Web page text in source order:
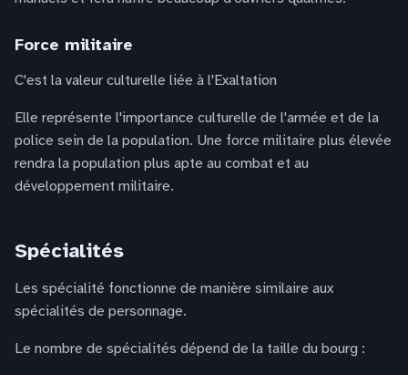
Force militaire
C'est la valeur culturelle liée à l'Exaltation
Elle représente l'importance culturelle de l'armée et de la
police sein de la population. Une force militaire plus élevée
rendra la population plus apte au combat et au
développement militaire.
Spécialités
Les spécialité fonctionne de manière similaire aux
spécialités de personnage.
Le nombre de spécialités dépend de la taille du bourg :